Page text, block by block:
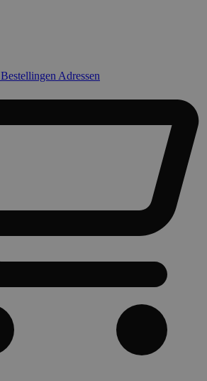
Bestellingen Adressen